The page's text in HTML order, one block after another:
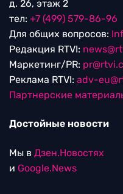
д. 26, этаж 2
тел: +7 (499) 579-86-96
Для общих вопросов:
Редакция RTVI:
Маркетинг/PR:
Реклама RTVI: adv-
Партнерские
Достойные новости
Мы в Дзен.Новостях
и Google.News